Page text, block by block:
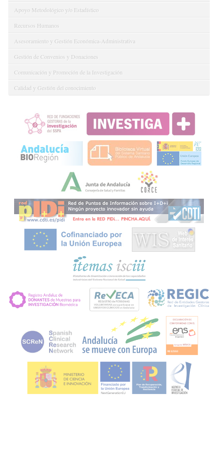
Apoyo Metodológico y/o Estadístico
Recursos Humanos
Asesoramiento y Gestión Económica-Administrativa
Gestión de Convenios y Donaciones
Comunicación y Promoción de la Investigación
Calidad y Gestión del conocimiento